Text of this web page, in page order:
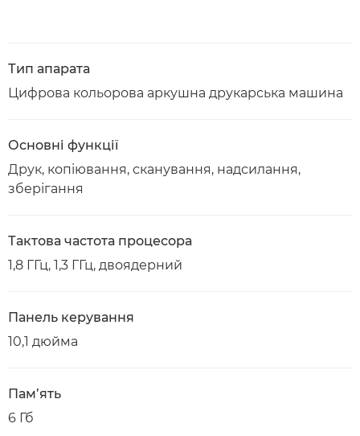
Тип апарата
Цифрова кольорова аркушна друкарська машина
Основні функції
Друк, копіювання, сканування, надсилання,
зберігання
Тактова частота процесора
1,8 ГГц, 1,3 ГГц, двоядерний
Панель керування
10,1 дюйма
Пам’ять
6 Гб